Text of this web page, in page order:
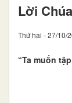
Lời
Thứ hai - 27/10/
“Ta muốn